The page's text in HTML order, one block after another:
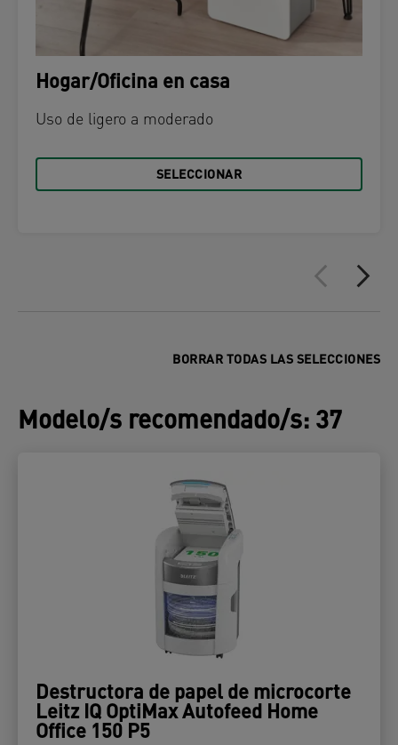
Hogar/Oficina en casa
Uso de ligero a moderado
SELECCIONAR
BORRAR TODAS LAS SELECCIONES
Modelo/s recomendado/s: 37
Destructora de papel de microcorte
Leitz IQ OptiMax Autofeed Home
Office 150 P5